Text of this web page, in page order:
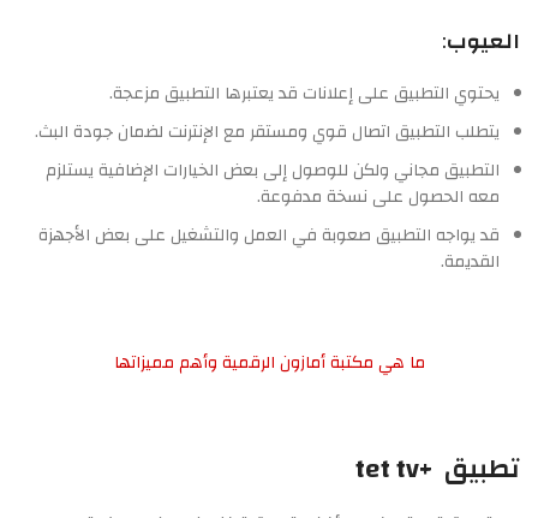
العيوب:
يحتوي التطبيق على إعلانات قد يعتبرها التطبيق مزعجة.
يتطلب التطبيق اتصال قوي ومستقر مع الإنترنت لضمان جودة البث.
التطبيق مجاني ولكن للوصول إلى بعض الخيارات الإضافية يستلزم
معه الحصول على نسخة مدفوعة.
قد يواجه التطبيق صعوبة في العمل والتشغيل على بعض الأجهزة
القديمة.
ما هي مكتبة أمازون الرقمية وأهم مميزاتها
تطبيق +tet tv